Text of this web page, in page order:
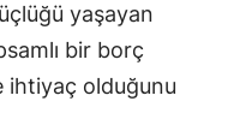
yaşayan
bir borç
ihtiyaç olduğunu